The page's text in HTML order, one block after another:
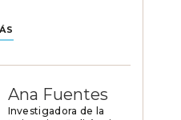
Ana Fuentes
Investigadora de la